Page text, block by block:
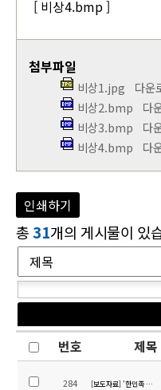
[ 비상4.bmp ]
첨부파일
비상1.jpg 다운
비상2.bmp 다
비상3.bmp 다
비상4.bmp 다
인쇄하기
총 31개의 게시물이 있
번호 제목
284 [보도자료] '한민족 하나